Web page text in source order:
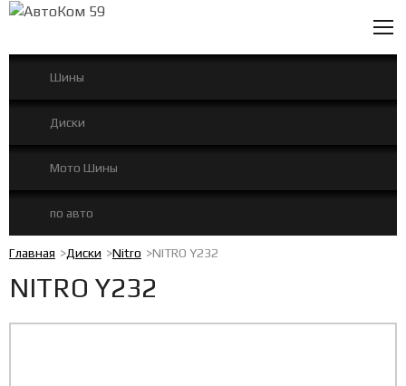
Шины
Диски
Мото Шины
по авто
Главная Диски Nitro NITRO Y232
NITRO Y232